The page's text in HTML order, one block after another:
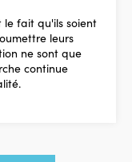
le fait qu'ils soient
leurs
ne sont que
continue